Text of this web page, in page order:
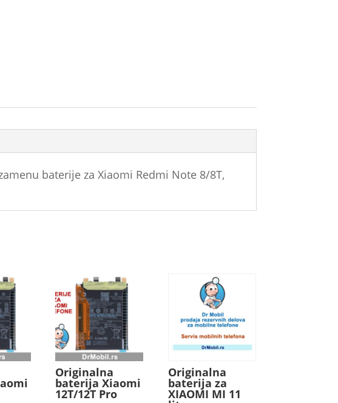
baterije za Xiaomi Redmi Note 8/8T,
Originalna
baterija Xiaomi
12T/12T Pro
Originalna
baterija za
XIAOMI MI 11